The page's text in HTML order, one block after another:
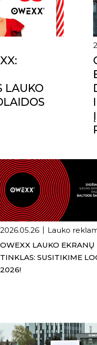
LAUKO
2026.05.26
Lauko
OWEXX LAUKO EKRANŲ
TINKLAS: SUSITIKIME
2026!